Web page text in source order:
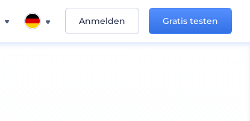
Anmelden Gratis testen